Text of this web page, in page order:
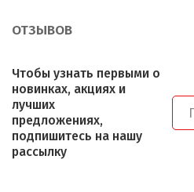
ОТЗЫВОВ
Чтобы узнать первыми о
новинках, акциях и
лучших
предложениях,
подпишитесь на нашу
рассылку